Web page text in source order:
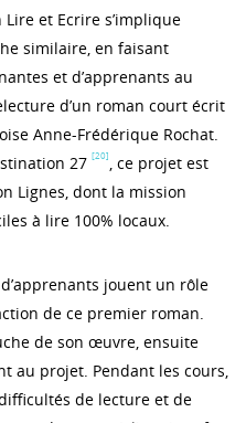
Lire et Ecrire s’implique
similaire, en faisant
et d’apprenants au
d’un roman court écrit
Anne-Frédérique Rochat.
27 [20] , ce projet est
Lignes, dont la mission
à lire 100% locaux.
jouent un rôle
de ce premier roman.
de son œuvre, ensuite
au projet. Pendant les cours,
de lecture et de